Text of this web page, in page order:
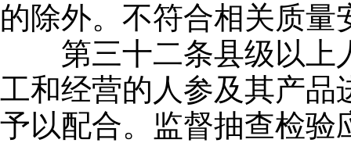
的除外。不符合相关质
第三十二条县级以上
工和经营的人参及其产品
予以配合。监督抽查检验